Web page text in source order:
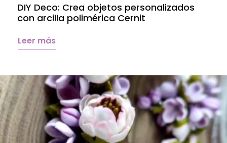
DIY Deco: Crea objetos personalizados
con arcilla polimérica Cernit
Leer más